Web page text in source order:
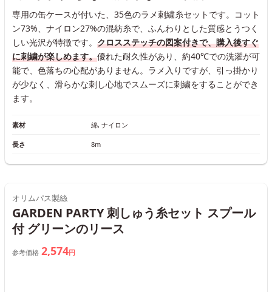
専用の缶ケースが付いた、35色のラメ刺繍糸セットです。コット
ン73%、ナイロン27%の混紡糸で、ふんわりとした質感とうつく
しい光沢が特徴です。 クロスステッチの図案付きで、購入後すぐ
に刺繍が楽しめます。優れた耐久性があり、約40℃での洗濯が可
能で、色落ちの心配がありません。ラメ入りですが、引っ掛かり
が少なく、滑らかな刺し心地でスムーズに刺繍をすることができ
ます。
素材 綿, ナイロン
長さ 8m
オリムパス製絲
GARDEN PARTY 刺しゅう糸セット スプール
付 グリーンのリース
参考価格 2,574円